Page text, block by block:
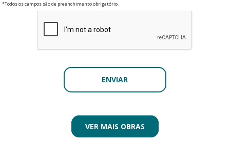
*Todos os campos são de preenchimento obrigatório.
VER MAIS OBRAS